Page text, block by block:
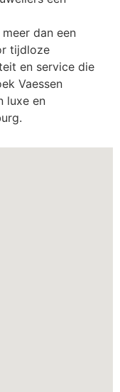
dan een
tijdloze
en service die
Vaessen
luxe en